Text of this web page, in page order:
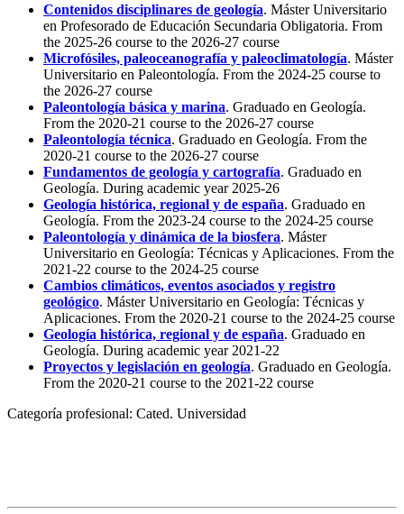
Contenidos disciplinares de geología. Máster Universitario
en Profesorado de Educación Secundaria Obligatoria. From
the 2025-26 course to the 2026-27 course
Microfósiles, paleoceanografía y paleoclimatología. Máster
Universitario en Paleontología. From the 2024-25 course to
the 2026-27 course
Paleontología básica y marina. Graduado en Geología.
From the 2020-21 course to the 2026-27 course
Paleontología técnica. Graduado en Geología. From the
2020-21 course to the 2026-27 course
Fundamentos de geología y cartografía. Graduado en
Geología. During academic year 2025-26
Geología histórica, regional y de españa. Graduado en
Geología. From the 2023-24 course to the 2024-25 course
Paleontología y dinámica de la biosfera. Máster
Universitario en Geología: Técnicas y Aplicaciones. From the
2021-22 course to the 2024-25 course
Cambios climáticos, eventos asociados y registro
geológico. Máster Universitario en Geología: Técnicas y
Aplicaciones. From the 2020-21 course to the 2024-25 course
Geología histórica, regional y de españa. Graduado en
Geología. During academic year 2021-22
Proyectos y legislación en geología. Graduado en Geología.
From the 2020-21 course to the 2021-22 course
Categoría profesional: Cated. Universidad